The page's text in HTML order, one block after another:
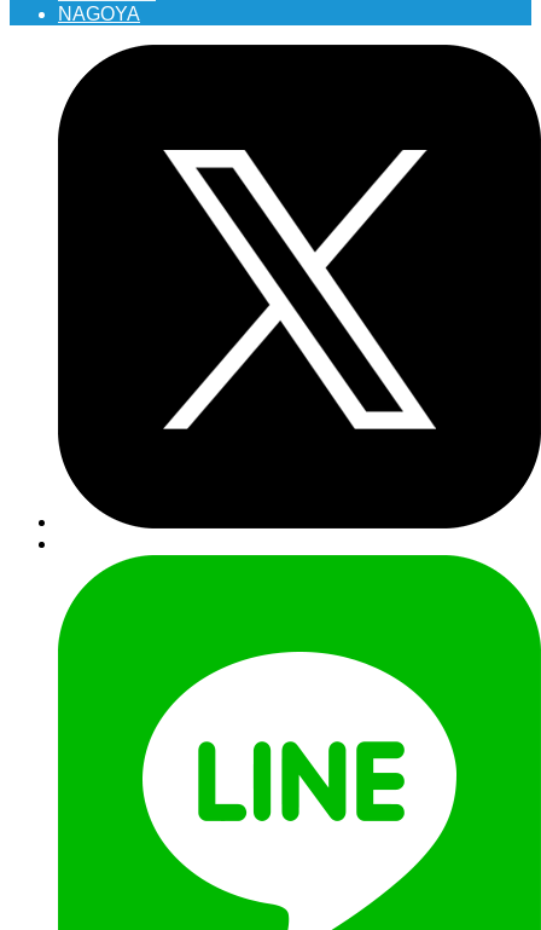
NAGOYA